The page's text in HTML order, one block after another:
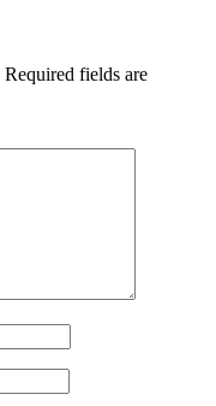
Required fields are